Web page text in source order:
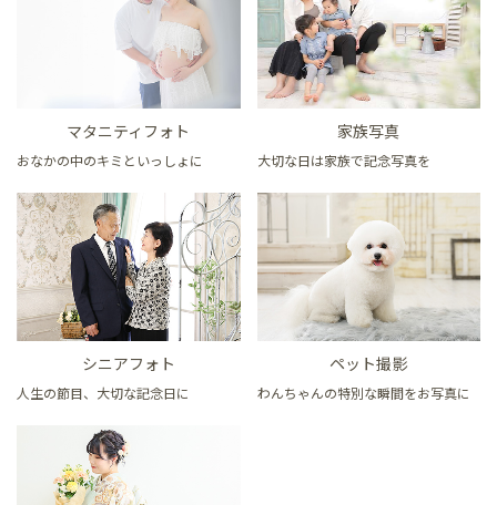
マタニティフォト
おなかの中のキミといっしょに
家族写真
大切な日は家族で記念写真を
シニアフォト
人生の節目、大切な記念日に
ペット撮影
わんちゃんの特別な瞬間をお写真に